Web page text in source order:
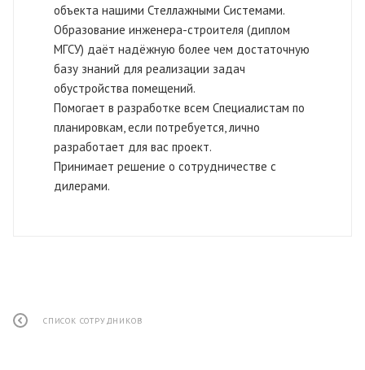
объекта нашими Стеллажными Системами.
Образование инженера-строителя (диплом
МГСУ) даёт надёжную более чем достаточную
базу знаний для реализации задач
обустройства помещений.
Помогает в разработке всем Специалистам по
планировкам, если потребуется, лично
разработает для вас проект.
Принимает решение о сотрудничестве с
дилерами.
СПИСОК СОТРУДНИКОВ